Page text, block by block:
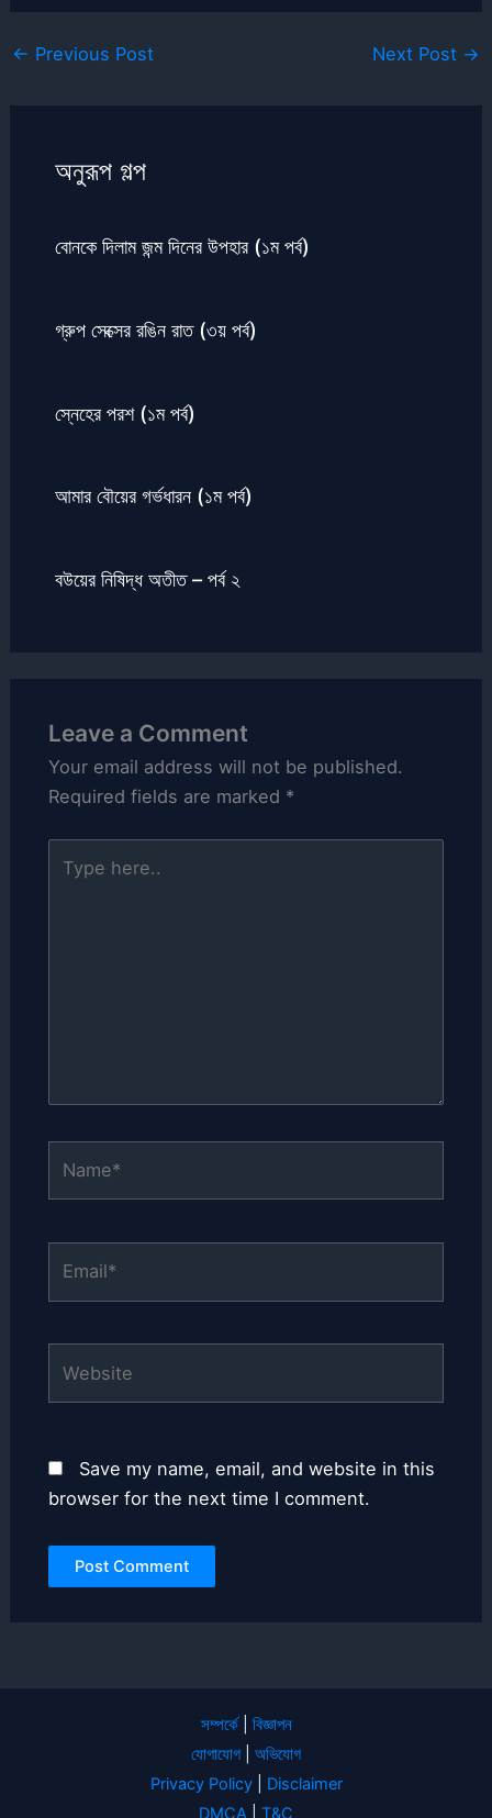
← Previous Post Next Post →
অনুরূপ গল্প
বোনকে দিলাম জন্ম দিনের উপহার (১ম পর্ব)
গ্রুপ সেক্সের রঙিন রাত (৩য় পর্ব)
স্নেহের পরশ (১ম পর্ব)
আমার বৌয়ের গর্ভধারন (১ম পর্ব)
বউয়ের নিষিদ্ধ অতীত – পর্ব ২
Leave a Comment
Your email address will not be published.
Required fields are marked *
here..
Save my name, email, and website in this
browser for the next time I comment.
সম্পর্কে| বিজ্ঞাপন
যোগাযোগ
অভিযোগ
Privacy Policy| Disclaimer
DMCA
T&C